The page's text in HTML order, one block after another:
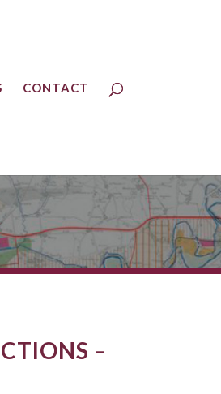
CONTACT
–